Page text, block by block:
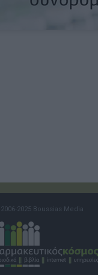
2025 Boussias Media